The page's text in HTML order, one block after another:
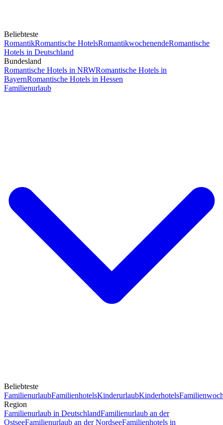
Beliebteste
RomantikRomantische HotelsRomantikwochenendeRomantische
Hotels in Deutschland
Bundesland
Romantische Hotels in NRWRomantische Hotels in
BayernRomantische Hotels in Hessen
Familienurlaub
Beliebteste
FamilienurlaubFamilienhotelsKinderurlaubKinderhotels
Region
Familienurlaub in DeutschlandFamilienurlaub an der
OstseeFamilienurlaub an der NordseeFamilienhotels in